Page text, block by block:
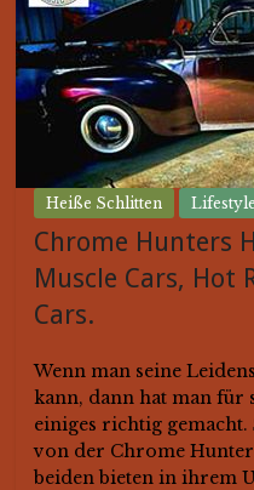
Heiße Schlitten Lifestyle
Chrome Hunters
Muscle Cars, Hot
Cars.
Wenn man seine
kann, dann hat man für
einiges richtig
von der Chrome
beiden bieten in ihrem